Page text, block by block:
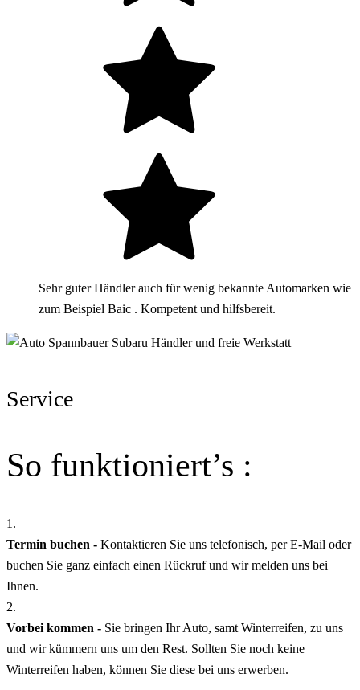
Sehr guter Händler auch für wenig bekannte Automarken wie
zum Beispiel Baic . Kompetent und hilfsbereit.
Service
So funktioniert’s :
1.
Termin buchen - Kontaktieren Sie uns telefonisch, per E-Mail oder
buchen Sie ganz einfach einen Rückruf und wir melden uns bei
Ihnen.
2.
Vorbei kommen - Sie bringen Ihr Auto, samt Winterreifen, zu uns
und wir kümmern uns um den Rest. Sollten Sie noch keine
Winterreifen haben, können Sie diese bei uns erwerben.